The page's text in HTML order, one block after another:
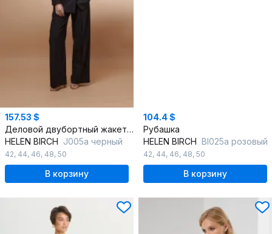
157.53 $
Деловой двубортный жакет из текстиля с карманами
HELEN BIRCH J005a черный
42, 44, 46, 48, 50
В корзину
104.4 $
Рубашка
HELEN BIRCH Bl025a розовый
42, 44, 46, 48, 50
В корзину